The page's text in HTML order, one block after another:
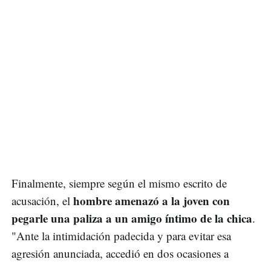
Finalmente, siempre según el mismo escrito de
acusación, el hombre amenazó a la joven con
pegarle una paliza a un amigo íntimo de la chica.
"Ante la intimidación padecida y para evitar esa
agresión anunciada, accedió en dos ocasiones a